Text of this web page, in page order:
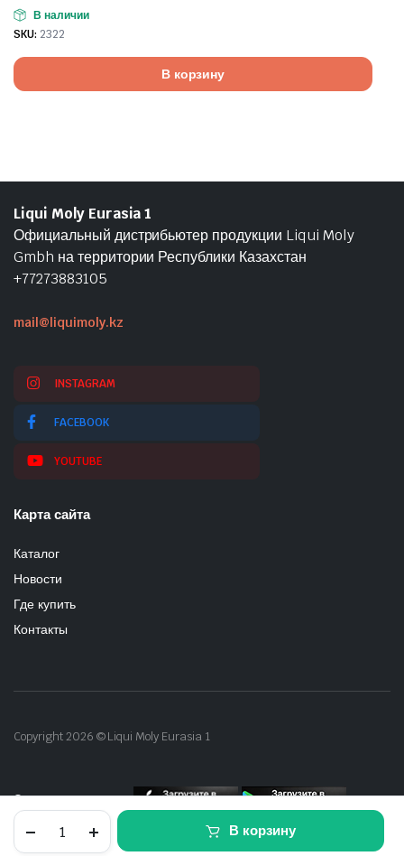
TEC
В корзину
В наличии
SKU: 2322
В корзину
Liqui Moly Eurasia 1
Официальный дистрибьютер продукции Liqui Moly
Gmbh на территории Республики Казахстан
+77273883105
mail@liquimoly.kz
INSTAGRAM
FACEBOOK
YOUTUBE
Карта сайта
Каталог
Новости
Где купить
Контакты
Copyright 2026 © Liqui Moly Eurasia 1
Скачать приложение
МАГАЗИН ПОИСК АККАУНТ КАТЕГОРИИ